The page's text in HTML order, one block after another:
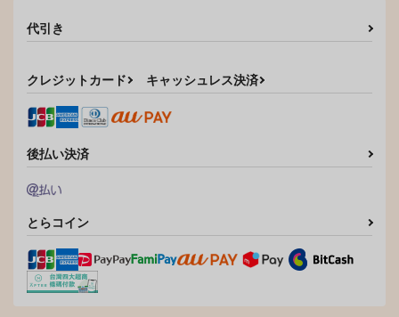
代引き
クレジットカード キャッシュレス決済
後払い決済
とらコイン